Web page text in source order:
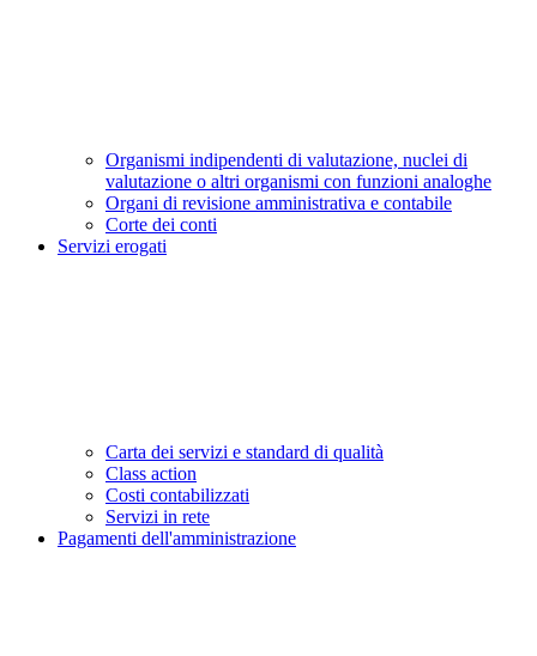
Organismi indipendenti di valutazione, nuclei di
valutazione o altri organismi con funzioni analoghe
Organi di revisione amministrativa e contabile
Corte dei conti
Servizi erogati
Carta dei servizi e standard di qualità
Class action
Costi contabilizzati
Servizi in rete
Pagamenti dell'amministrazione